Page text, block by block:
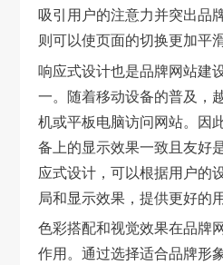
吸引用户的注意力并突出品
则可以使页面的切换更加平
响应式设计也是品牌网站建
一。随着移动设备的普及，
机或平板电脑访问网站。因
备上的显示效果一致且友好
应式设计，可以根据用户的
局和显示效果，提供更好的
色彩搭配和视觉效果在品牌
作用。通过选择适合品牌形